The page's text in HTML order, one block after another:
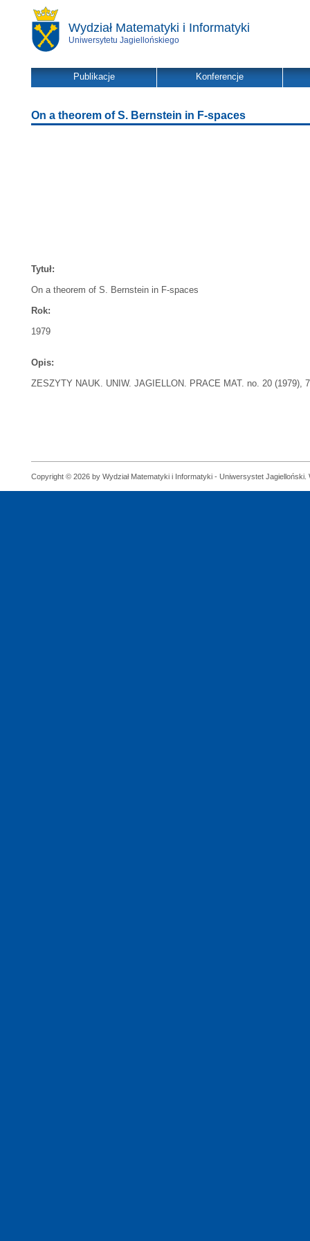
Wydział Matematyki i Informatyki
Uniwersytetu Jagiellońskiego
Publikacje Konferencje
On a theorem of S. Bernstein in F-spaces
Tytuł:
On a theorem of S. Bernstein in F-spaces
Rok:
1979
Opis:
ZESZYTY NAUK. UNIW. JAGIELLON. PRACE MAT. no. 20 (1979),
Copyright © 2026 by Wydział Matematyki i Informatyki - Uniwersystet